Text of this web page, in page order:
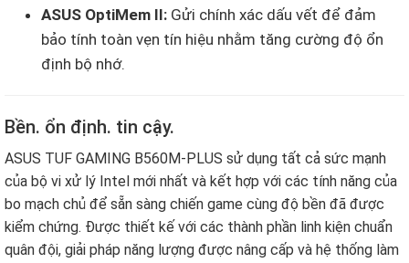
ASUS OptiMem II: Gửi chính xác dấu vết để đảm
bảo tính toàn vẹn tín hiệu nhằm tăng cường độ ổn
định bộ nhớ.
Bền. ổn định. tin cậy.
ASUS TUF GAMING B560M-PLUS sử dụng tất cả sức mạnh
của bộ vi xử lý Intel mới nhất và kết hợp với các tính năng của
bo mạch chủ để sẵn sàng chiến game cùng độ bền đã được
kiểm chứng. Được thiết kế với các thành phần linh kiện chuẩn
quân đội, giải pháp năng lượng được nâng cấp và hệ thống làm